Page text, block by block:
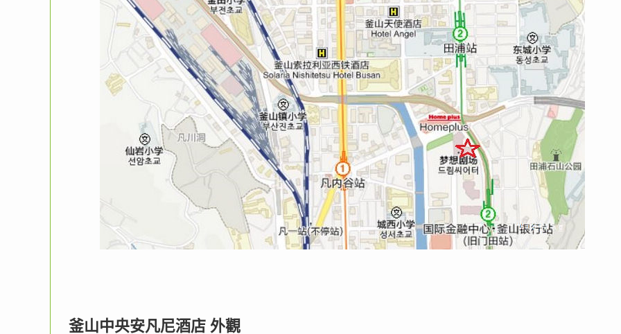
釜山中央安凡尼酒店 外觀